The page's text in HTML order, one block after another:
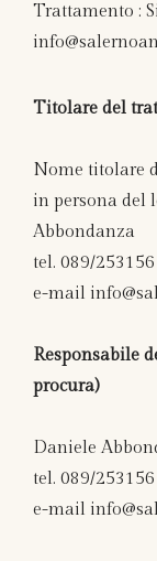
Trattamento :
Titolare del
Nome titolare
in persona del
Abbondanza
tel. 089/253156
e-mail
Responsabile
procura)
Daniele
tel. 089/253156
e-mail